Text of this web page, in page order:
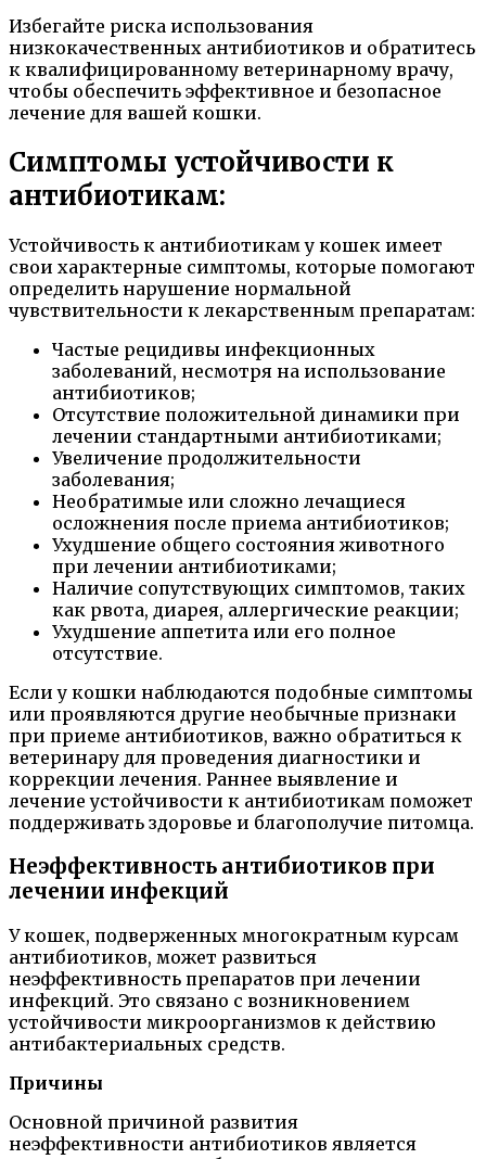
Избегайте риска использования
низкокачественных антибиотиков и обратитесь
к квалифицированному ветеринарному врачу,
чтобы обеспечить эффективное и безопасное
лечение для вашей кошки.
Симптомы устойчивости к
антибиотикам:
Устойчивость к антибиотикам у кошек имеет
свои характерные симптомы, которые помогают
определить нарушение нормальной
чувствительности к лекарственным препаратам:
Частые рецидивы инфекционных
заболеваний, несмотря на использование
антибиотиков;
Отсутствие положительной динамики при
лечении стандартными антибиотиками;
Увеличение продолжительности
заболевания;
Необратимые или сложно лечащиеся
осложнения после приема антибиотиков;
Ухудшение общего состояния животного
при лечении антибиотиками;
Наличие сопутствующих симптомов, таких
как рвота, диарея, аллергические реакции;
Ухудшение аппетита или его полное
отсутствие.
Если у кошки наблюдаются подобные симптомы
или проявляются другие необычные признаки
при приеме антибиотиков, важно обратиться к
ветеринару для проведения диагностики и
коррекции лечения. Раннее выявление и
лечение устойчивости к антибиотикам поможет
поддерживать здоровье и благополучие питомца.
Неэффективность антибиотиков при
лечении инфекций
У кошек, подверженных многократным курсам
антибиотиков, может развиться
неэффективность препаратов при лечении
инфекций. Это связано с возникновением
устойчивости микроорганизмов к действию
антибактериальных средств.
Причины
Основной причиной развития
неэффективности антибиотиков является